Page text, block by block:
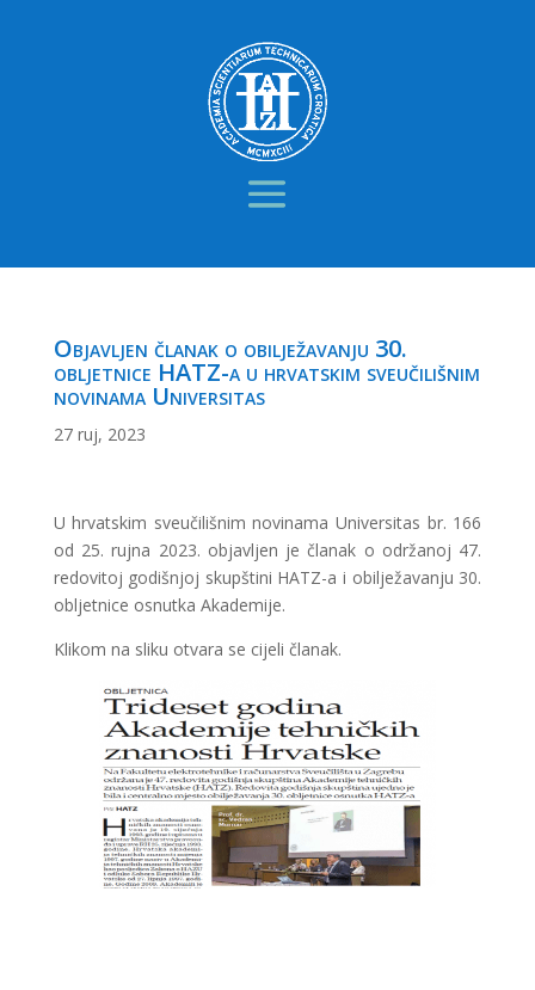
Objavljen članak o obilježavanju 30.
obljetnice HATZ-a u hrvatskim sveučilišnim
novinama Universitas
27 ruj, 2023
U hrvatskim sveučilišnim novinama Universitas br. 166
od 25. rujna 2023. objavljen je članak o održanoj 47.
redovitoj godišnjoj skupštini HATZ-a i obilježavanju 30.
obljetnice osnutka Akademije.
Klikom na sliku otvara se cijeli članak.